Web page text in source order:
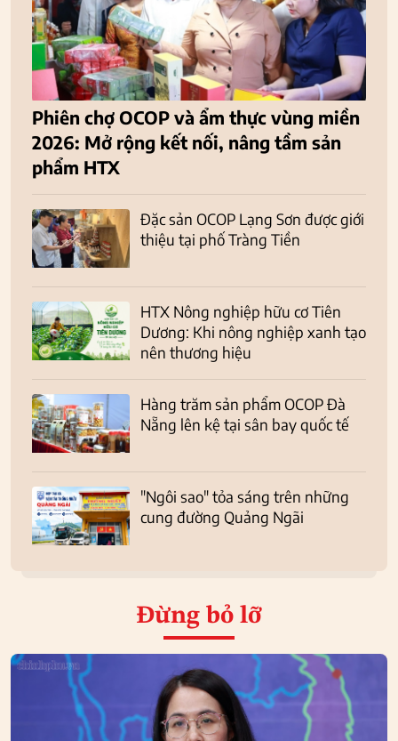
Phiên chợ OCOP và ẩm thực vùng miền
2026: Mở rộng kết nối, nâng tầm sản
phẩm HTX
Đặc sản OCOP Lạng Sơn được giới
thiệu tại phố Tràng Tiền
HTX Nông nghiệp hữu cơ Tiên
Dương: Khi nông nghiệp xanh tạo
nên thương hiệu
Hàng trăm sản phẩm OCOP Đà
Nẵng lên kệ tại sân bay quốc tế
"Ngôi sao" tỏa sáng trên những
cung đường Quảng Ngãi
Đừng bỏ lỡ